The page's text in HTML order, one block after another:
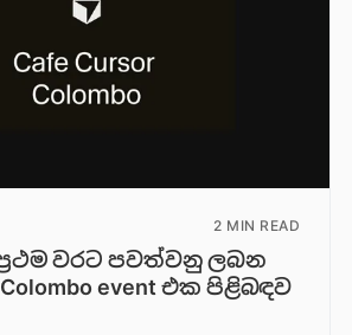
2 MIN READ
ප්‍රථම වරට පවත්වනු ලබන
Colombo event එක පිළිබඳව